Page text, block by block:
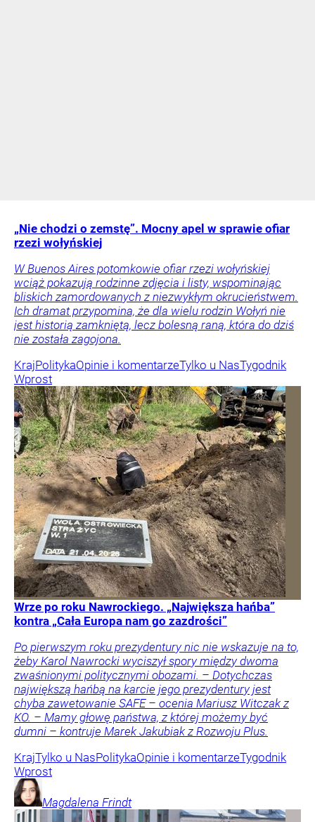
„Nie chodzi o zemstę”. Mocny apel w sprawie ofiar
rzezi wołyńskiej
W Buenos Aires potomkowie ofiar rzezi wołyńskiej
wciąż pokazują rodzinne zdjęcia i listy, wspominając
bliskich zamordowanych z niezwykłym okrucieństwem.
Ich dramat przypomina, że dla wielu rodzin Wołyń nie
jest historią zamkniętą, lecz bolesną raną, która do dziś
nie została zagojona.
KrajPolitykaOpinie i komentarzeTylko u NasTygodnik
Wprost
Wrze po roku Nawrockiego. „Największa hańba”
kontra „Cała Europa nam go zazdrości”
Po pierwszym roku prezydentury nic nie wskazuje na to,
żeby Karol Nawrocki wyciszył spory między dwoma
zwaśnionymi politycznymi obozami. – Dotychczas
największą hańbą na karcie jego prezydentury jest
chyba zawetowanie SAFE – ocenia Mariusz Witczak z
KO. – Mamy głowę państwa, z której możemy być
dumni – kontruje Marek Jakubiak z Rozwoju Plus.
KrajTylko u NasPolitykaOpinie i komentarzeTygodnik
Wprost
Magdalena Frindt